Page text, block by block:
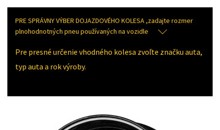
PRE SPRÁVNY VÝBER DOJAZDOVÉHO KOLESA ,zadajte rozmer
plnohodnotných pneu používaných na vozidle
Pre presné určenie vhodného kolesa zvoľte značku auta,
typ auta a rok výroby.